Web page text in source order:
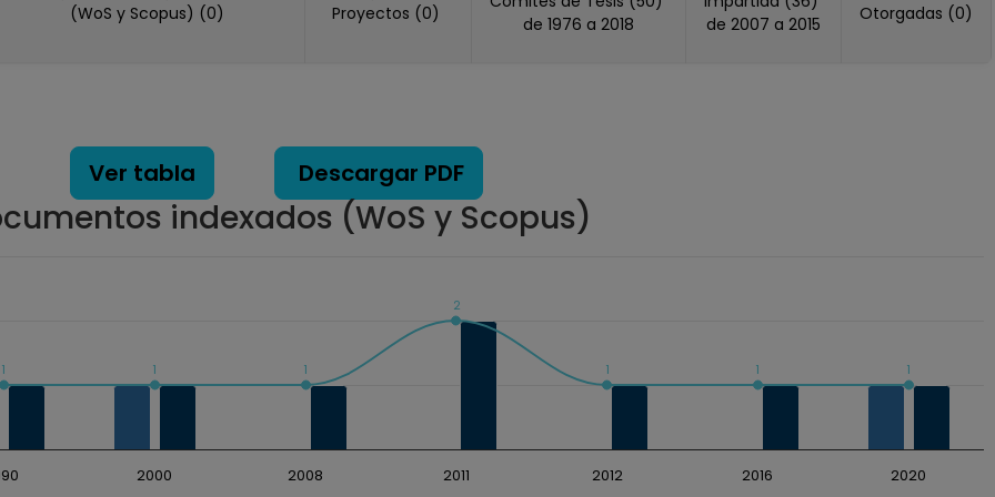
(WoS y Scopus) (0)
Proyectos (0)
de 1976 a 2018
de 2007 a 2015
Otorgadas (0)
Ver tabla Descargar PDF
indexados (WoS y Scopus)
Data ranges from 0 to 2.
1 1 1
2
1 1 1
2000 2008 2011 2012 2016 2020